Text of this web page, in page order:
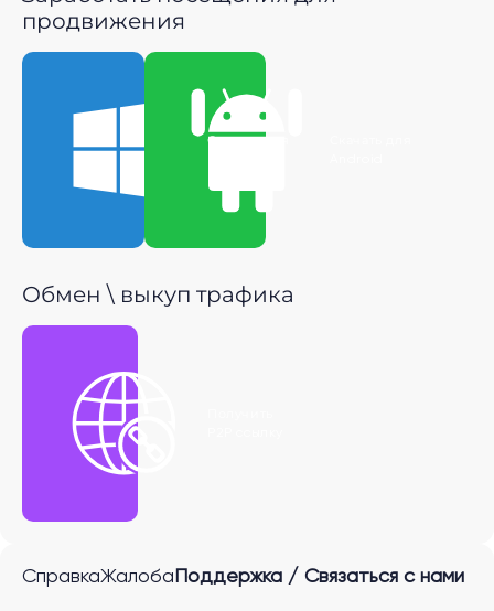
продвижения
Скачать для
Обмен \ выкуп трафика
СправкаЖалоба Поддержка / Связаться с нами